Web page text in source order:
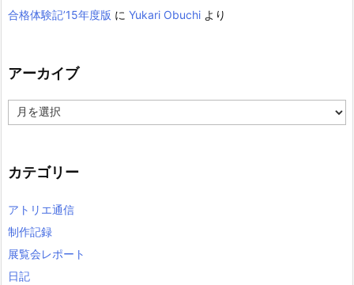
合格体験記’15年度版 に Yukari Obuchi より
アーカイブ
ー
ブ
カテゴリー
アトリエ通信
制作記録
展覧会レポート
日記